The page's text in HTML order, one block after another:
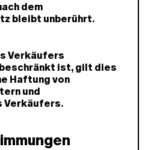
dem
bleibt unberührt.
Verkäufers
ist, gilt dies
Haftung von
und
Verkäufers.